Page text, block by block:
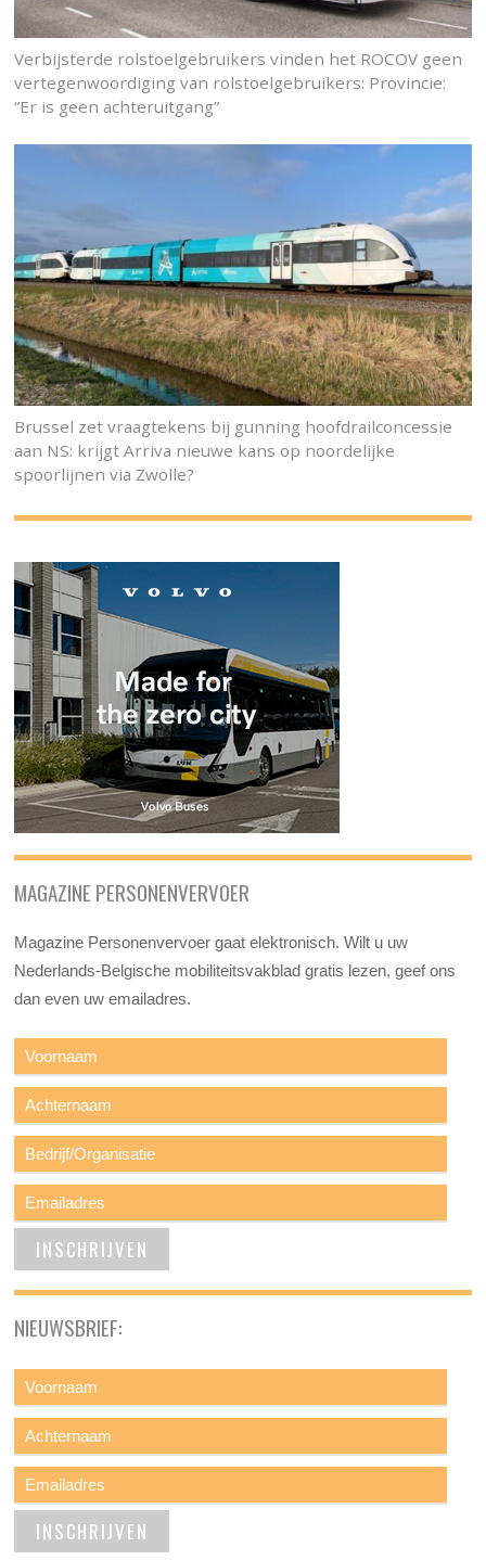
Verbijsterde rolstoelgebruikers vinden het ROCOV geen
vertegenwoordiging van rolstoelgebruikers: Provincie:
“Er is geen achteruitgang”
Brussel zet vraagtekens bij gunning hoofdrailconcessie
aan NS: krijgt Arriva nieuwe kans op noordelijke
spoorlijnen via Zwolle?
MAGAZINE PERSONENVERVOER
Magazine Personenvervoer gaat elektronisch. Wilt u uw
Nederlands-Belgische mobiliteitsvakblad gratis lezen, geef ons
dan even uw emailadres.
NIEUWSBRIEF: